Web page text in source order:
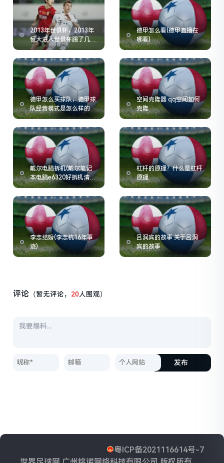
2013年世俱杯，2013年
恒大进入世俱杯踢了几场
就被拜仁拿下了
德甲怎么看(德甲直播在
哪看)
德甲怎么买球队，德甲球
队经营模式是怎么样的
空间克隆器 qq空间如何
克隆
戴尔电脑拆机(戴尔笔记
本电脑e6320好拆机清
灰)
杠杆的原理？什么是杠杆
原理
李志结婚(李志杭16年事
迹)
吕洞宾的故事 关于吕洞
宾的故事
评论 （暂无评论， 20人围观）
发布
粤ICP备2021116614号-7